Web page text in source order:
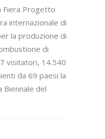
Fiera Progetto
internazionale di
la produzione di
di
visitatori, 14.540
da 69 paesi la
del